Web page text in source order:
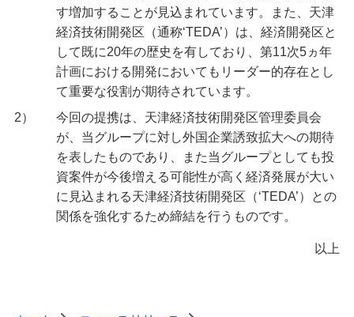
す増加することが見込まれています。また、天津
経済技術開発区（通称‘TEDA’）は、経済開発区と
して既に20年の歴史を有しており、第11次5ヵ年
計画における開発においてもリーダー的存在とし
て重要な役割が期待されています。
2）
今回の提携は、天津経済技術開発区管理委員会
が、当グループに対し外国企業誘致拡大への期待
を表したものであり、また当グループとしても投
資案件が今後増える可能性が高く経済発展が大い
に見込まれる天津経済技術開発区（‘TEDA’）との
関係を強化するため締結を行うものです。
以上